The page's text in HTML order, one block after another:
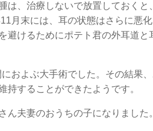
は、治療しないで放置しておくと
月末には、耳の状態はさらに悪
避けるためにポテト君の外耳道
およぶ大手術でした。その結果
持することができたようです。
ん夫妻のおうちの子になりました。